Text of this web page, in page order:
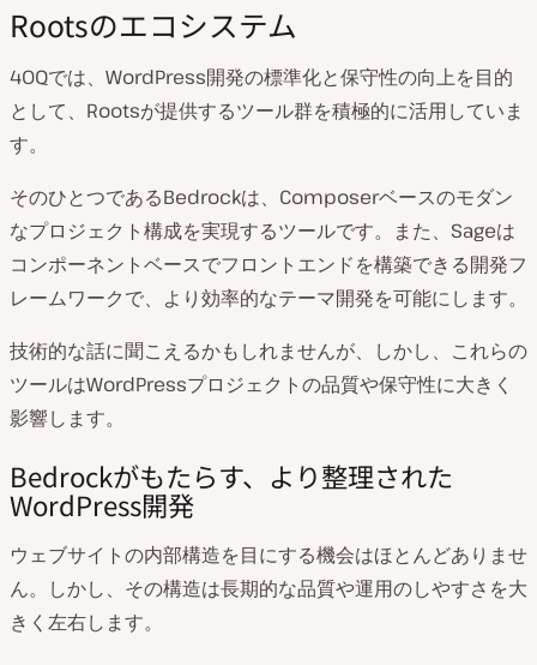
Rootsのエコシステム
40Qでは、WordPress開発の標準化と保守性の向上を目的
として、Rootsが提供するツール群を積極的に活用していま
す。
そのひとつであるBedrockは、Composerベースのモダン
なプロジェクト構成を実現するツールです。また、Sageは
コンポーネントベースでフロントエンドを構築できる開発フ
レームワークで、より効率的なテーマ開発を可能にします。
技術的な話に聞こえるかもしれませんが、しかし、これらの
ツールはWordPressプロジェクトの品質や保守性に大きく
影響します。
Bedrockがもたらす、より整理された
WordPress開発
ウェブサイトの内部構造を目にする機会はほとんどありませ
ん。しかし、その構造は長期的な品質や運用のしやすさを大
きく左右します。